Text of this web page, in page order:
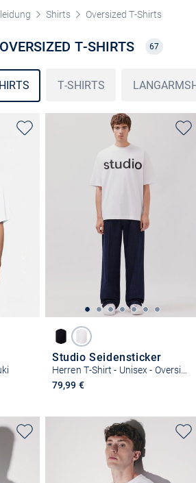
Shirts Oversized T-Shirts
T-SHIRTS 67
T-SHIRTS
Studio Seidensticker
79,99 €